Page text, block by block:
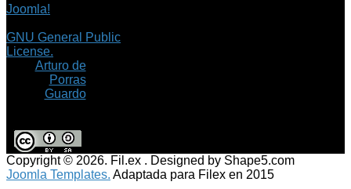
Joomla!
GNU General Public
License.
Arturo de
Porras
Guardo
Copyright © 2026. Fil.ex . Designed by Shape5.com
Joomla Templates. Adaptada para Filex en 2015